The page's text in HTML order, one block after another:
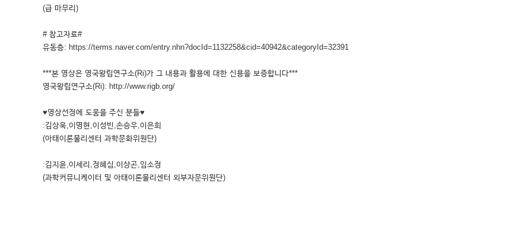
(급 마무리)
# 참고자료#
유동층: https://terms.naver.com/entry.nhn?docId=1132258&cid=40942&categoryId=32391
***본 영상은 영국왕립연구소(Ri)가 그 내용과 활용에 대한 신용을 보증합니다***
영국왕립연구소(Ri): http://www.rigb.org/
♥영상선정에 도움을 주신 분들♥
:김상욱,이명현,이성빈,손승우,이은희
(아태이론물리센터 과학문화위원단)
:김지윤,이세리,정혜심,이상곤,임소정
(과학커뮤니케이터 및 아태이론물리센터 외부자문위원단)